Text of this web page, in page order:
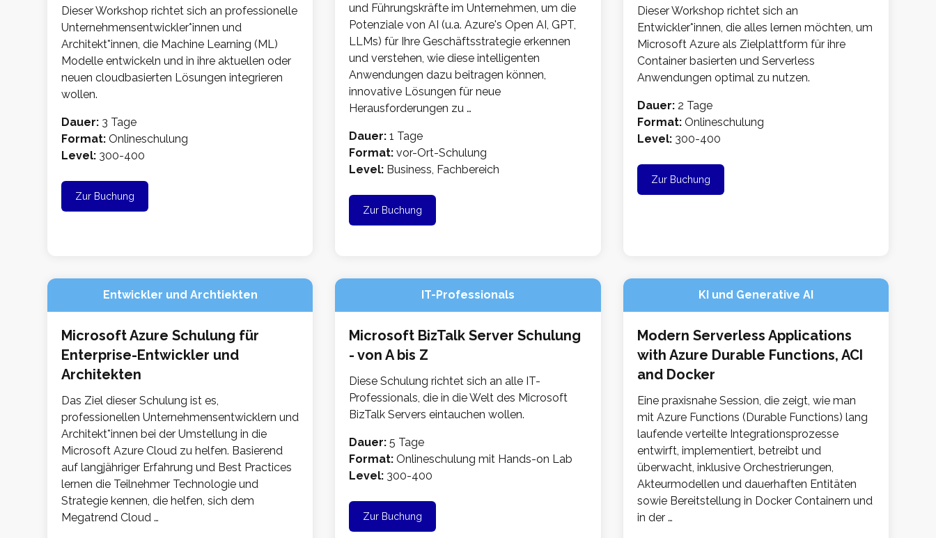
Dieser Workshop richtet sich an professionelle
Unternehmensentwickler*innen und
Architekt*innen, die Machine Learning (ML)
Modelle entwickeln und in ihre aktuellen oder
neuen cloudbasierten Lösungen integrieren
wollen.
Dauer: 3 Tage
Format: Onlineschulung
Level: 300-400
Zur Buchung
und Führungskräfte im Unternehmen, um die
Potenziale von AI (u.a. Azure's Open AI, GPT,
LLMs) für Ihre Geschäftsstrategie erkennen
und verstehen, wie diese intelligenten
Anwendungen dazu beitragen können,
innovative Lösungen für neue
Herausforderungen zu …
Dauer: 1 Tage
Format: vor-Ort-Schulung
Level: Business, Fachbereich
Zur Buchung
Dieser Workshop richtet sich an
Entwickler*innen, die alles lernen möchten, um
Microsoft Azure als Zielplattform für ihre
Container basierten und Serverless
Anwendungen optimal zu nutzen.
Dauer:2 Tage
Format:Onlineschulung
Level:300-400
Zur Buchung
Entwickler und Archtiekten
Microsoft Azure Schulung für
Enterprise-Entwickler und
Architekten
Das Ziel dieser Schulung ist es,
professionellen Unternehmensentwicklern und
Architekt*innen bei der Umstellung in die
Microsoft Azure Cloud zu helfen. Basierend
auf langjähriger Erfahrung und Best Practices
lernen die Teilnehmer Technologie und
Strategie kennen, die helfen, sich dem
Megatrend Cloud …
IT-Professionals
Microsoft BizTalk Server Schulung
- von A bis Z
Diese Schulung richtet sich an alle IT-
Professionals, die in die Welt des Microsoft
BizTalk Servers eintauchen wollen.
Dauer: 5 Tage
Format: Onlineschulung mit Hands-on Lab
Level: 300-400
Zur Buchung
KI und Generative AI
Modern Serverless Applications
with Azure Durable Functions, ACI
and Docker
Eine praxisnahe Session, die zeigt, wie man
mit Azure Functions (Durable Functions) lang
laufende verteilte Integrationsprozesse
entwirft, implementiert, betreibt und
überwacht, inklusive Orchestrierungen,
Akteurmodellen und dauerhaften Entitäten
sowie Bereitstellung in Docker Containern und
in der …